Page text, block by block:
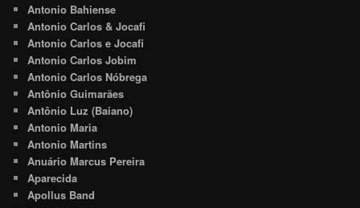
Antonio Bahiense
Antonio Carlos & Jocafi
Antonio Carlos e Jocafi
Antonio Carlos Jobim
Antonio Carlos Nóbrega
Antônio Guimarães
Antônio Luz (Baiano)
Antonio Maria
Antonio Martins
Anuário Marcus Pereira
Aparecida
Apollus Band